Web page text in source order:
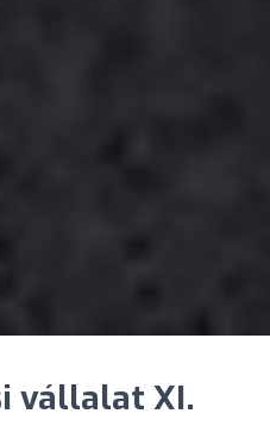
vállalat XI.